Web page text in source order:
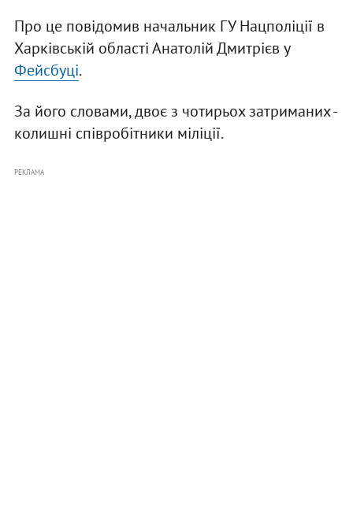
Про це повідомив начальник ГУ Нацполіції в
Харківській області Анатолій Дмитрієв у
Фейсбуці.
За його словами, двоє з чотирьох затриманих -
колишні співробітники міліції.
РЕКЛАМА